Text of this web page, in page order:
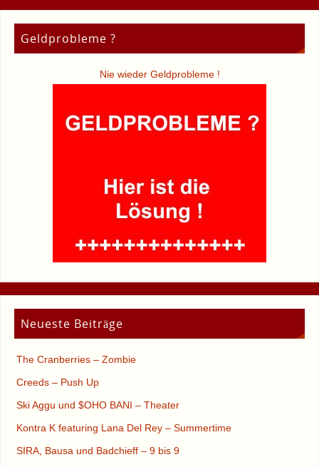
Geldprobleme ?
Nie wieder Geldprobleme !
Neueste Beiträge
The Cranberries – Zombie
Creeds – Push Up
Ski Aggu und $OHO BANI – Theater
Kontra K featuring Lana Del Rey – Summertime
SIRA, Bausa und Badchieff – 9 bis 9